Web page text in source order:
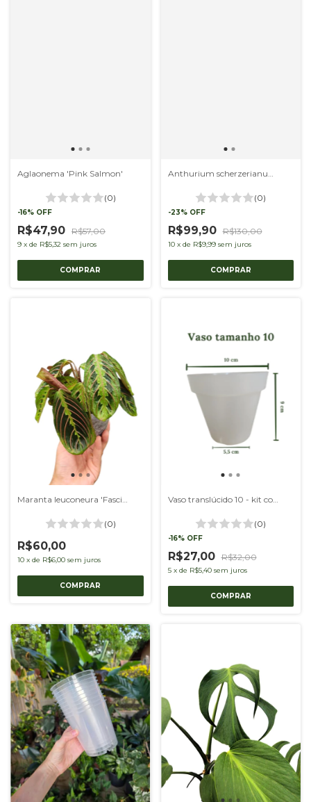
Aglaonema 'Pink Salmon'
(0)
-16% OFF
R$47,90 R$57,00
9 x de R$5,32 sem juros
(0)
-23% OFF
R$99,90 R$130,00
10 x de R$9,99 sem juros
(0)
R$60,00
10 x de R$6,00 sem juros
Vaso translúcido 10 - kit com 5 unidades
(0)
-16% OFF
R$27,00 R$32,00
5 x de R$5,40 sem juros